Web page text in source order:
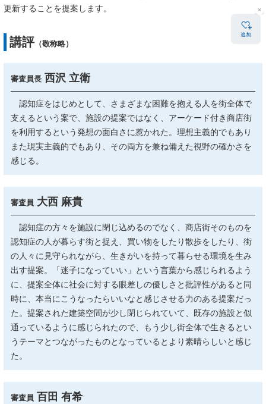
更新することを提案します。
講評（敬称略）
審査員長 西沢 立衛
認知症をはじめとして、さまざまな困難を抱える人を街全体で
支えるという案で、施設の提案ではなく、アーケード付き商店街
を利用するという発想の面白さに惹かれた。理想主義的でもあり
また現実主義的でもあり、その両方を兼ね備えた視野の確かさを
感じる。
審査員 大西 麻貴
認知症の方々を施設に閉じ込めるのでなく、商店街そのものを
認知症の人が暮らす街と捉え、買い物をしたり散歩をしたり、街
の人々に見守られながら、生きがいを持って暮らせる環境を生み
出す提案。「迷子になっていい」という言葉から感じられるよう
に、提案全体に社会に対する眼差しの優しさと批評性があると同
時に、本当にこうなったらいいなと感じさせる力のある提案だっ
た。提案された建築空間が少し閉じられていて、既存の施設と似
通っているように感じられたので、もう少し街全体で生きるとい
うテーマとつながったものとなっているとより素晴らしいと感じ
た。
審査員 百田 有希